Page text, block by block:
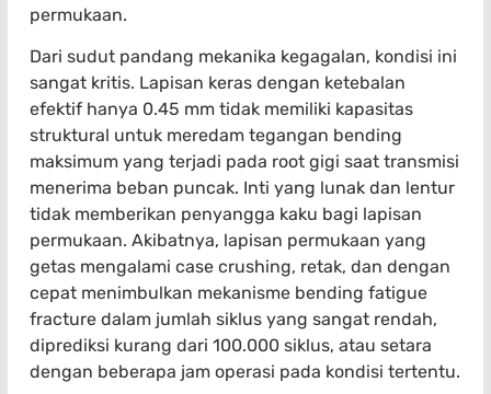
permukaan.
Dari sudut pandang mekanika kegagalan, kondisi ini
sangat kritis. Lapisan keras dengan ketebalan
efektif hanya 0.45 mm tidak memiliki kapasitas
struktural untuk meredam tegangan bending
maksimum yang terjadi pada root gigi saat transmisi
menerima beban puncak. Inti yang lunak dan lentur
tidak memberikan penyangga kaku bagi lapisan
permukaan. Akibatnya, lapisan permukaan yang
getas mengalami case crushing, retak, dan dengan
cepat menimbulkan mekanisme bending fatigue
fracture dalam jumlah siklus yang sangat rendah,
diprediksi kurang dari 100.000 siklus, atau setara
dengan beberapa jam operasi pada kondisi tertentu.